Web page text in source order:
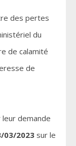
des pertes
du
de calamité
de
demande
03/2023 sur le